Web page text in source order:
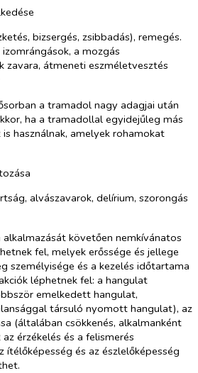
bizsergés, zsibbadás), remegés.
a mozgás
zavara, átmeneti eszméletvesztés
a tramadol nagy adagjai után
ha a tramadollal egyidejűleg más
használnak, amelyek rohamokat
alvászavarok, delírium, szorongás
alkalmazását követően nemkívánatos
fel, melyek erőssége és jellege
személyisége és a kezelés időtartama
léphetnek fel: a hangulat
emelkedett hangulat,
társuló nyomott hangulat), az
(általában csökkenés, alkalmanként
érzékelés és a felismerés
ítélőképesség és az észlelőképesség